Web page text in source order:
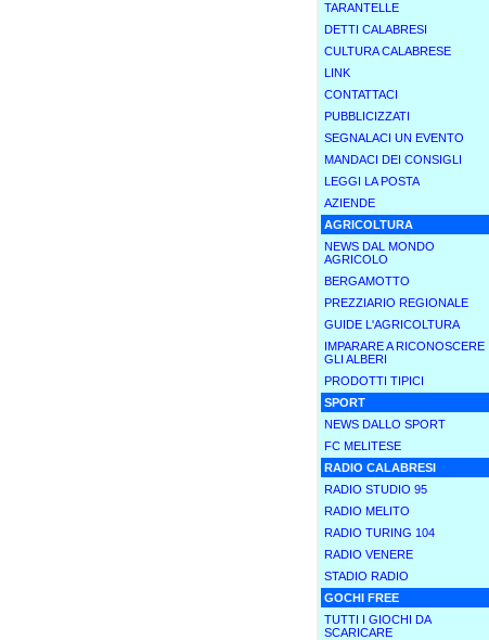
TARANTELLE
DETTI CALABRESI
CULTURA CALABRESE
LINK
CONTATTACI
PUBBLICIZZATI
SEGNALACI UN EVENTO
MANDACI DEI CONSIGLI
LEGGI LA POSTA
AZIENDE
AGRICOLTURA
NEWS DAL MONDO
AGRICOLO
BERGAMOTTO
PREZZIARIO REGIONALE
GUIDE L'AGRICOLTURA
IMPARARE A RICONOSCERE
GLI ALBERI
PRODOTTI TIPICI
SPORT
NEWS DALLO SPORT
FC MELITESE
RADIO CALABRESI
RADIO STUDIO 95
RADIO MELITO
RADIO TURING 104
RADIO VENERE
STADIO RADIO
GOCHI FREE
TUTTI I GIOCHI DA
SCARICARE